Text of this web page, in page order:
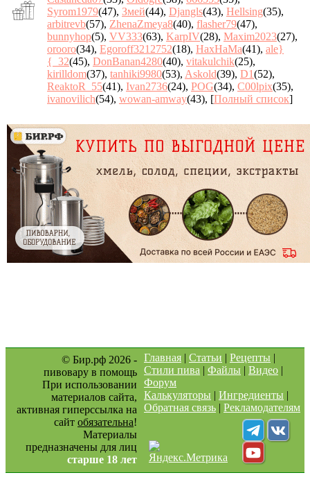
Syrom1979(47), Змей(44), Djangls(43), Hellsing(35),
arbitrevb(57), ZhenaZmeya8(40), flasher79(47),
bunnyhop(5), VV333(63), KarpIV(28), Maxim2023(27),
orooro(34), Egoroff3212752(18), HaxHaMa(41), ale}
{_32(45), DonBanan4280(40), vitakulchik(25),
kirilldom(37), tanhiki9980(53), Askold(39), D1(52),
ReaktoR_55(41), Ivan2736(24), POG(34), C00lpix(35),
ivanovilich(54), wowan-amway(43), [Полный список]
© Бир.рф 2026 -
пивовару в помощь
При использовании
материалов сайта,
активная гиперссылка на
сайт обязательна!
Материалы
предназначены для лиц
старше 18 лет
Главная | Статьи | Рецепты |
Стили пива | Файлы | Видео |
Форум
Калькуляторы | Ингредиенты |
Обратная связь | Рекламодателям